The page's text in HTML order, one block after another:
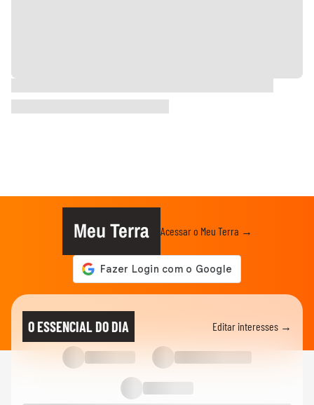
Meu Terra Acessar o Meu Terra →
O ESSENCIAL DO DIA Editar interesses →